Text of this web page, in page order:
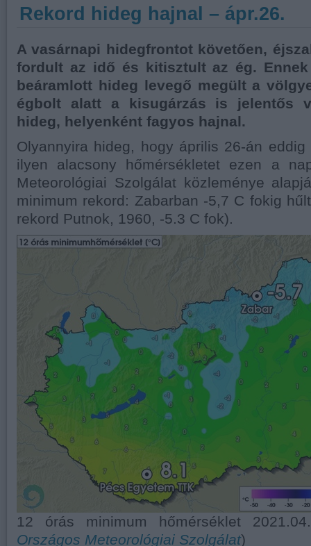
Rekord hideg hajnal – ápr.26.
A vasárnapi hidegfrontot követően,
fordult az idő és kitisztult az ég. Ennek
beáramlott hideg levegő megült a
égbolt alatt a kisugárzás is jelentős
hideg, helyenként fagyos hajnal.
Olyannyira hideg, hogy április 26-án
ilyen alacsony hőmérsékletet ezen a
Meteorológiai Szolgálat közleménye
minimum rekord: Zabarban -5,7 C fokig
rekord Putnok, 1960, -5.3 C fok).
12 órás minimum hőmérséklet
Országos Meteorológiai Szolgálat)